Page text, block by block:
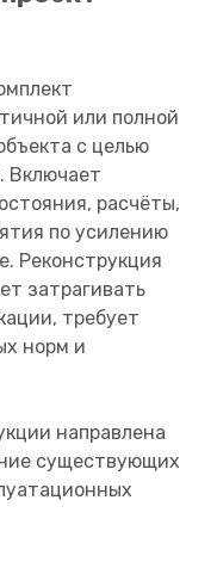
или полной
с целью
Включает
расчёты,
по усилению
Реконструкция
затрагивать
требует
норм и
направлена
существующих